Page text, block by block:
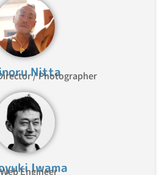
Nitta
/ Photographer
Iwama
Web Engineer